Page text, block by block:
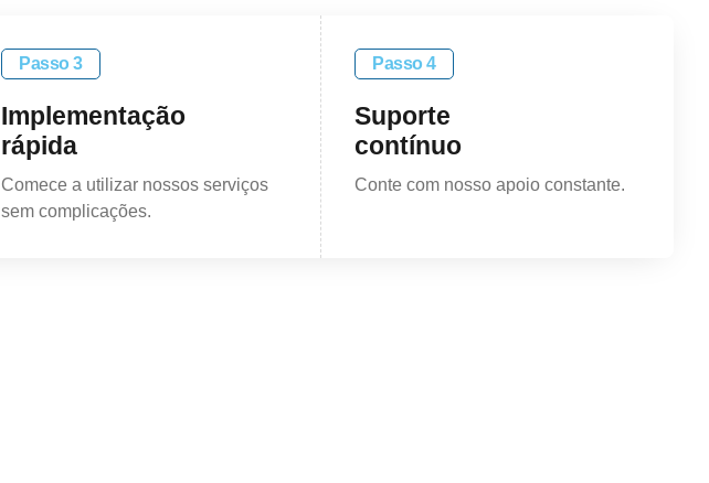
Passo 3
Implementação
rápida
Comece a utilizar nossos serviços
sem complicações.
Passo 4
Suporte
contínuo
Conte com nosso apoio constante.